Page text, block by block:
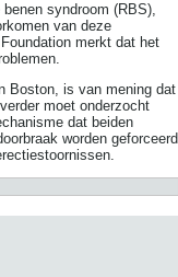
syndroom (RBS),
van deze
merkt dat het
Boston, is van mening dat
moet onderzocht
dat beiden
worden geforceerd